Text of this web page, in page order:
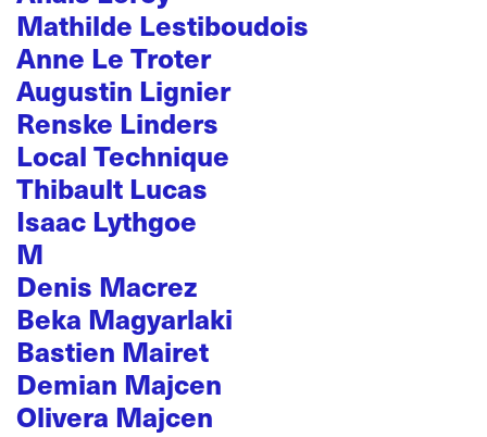
Mathilde Lestiboudois
Anne Le Troter
Augustin Lignier
Renske Linders
Local Technique
Thibault Lucas
Isaac Lythgoe
M
Denis Macrez
Beka Magyarlaki
Bastien Mairet
Demian Majcen
Olivera Majcen